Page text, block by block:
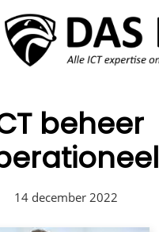
DAS ICT
beheer
14 december 2022